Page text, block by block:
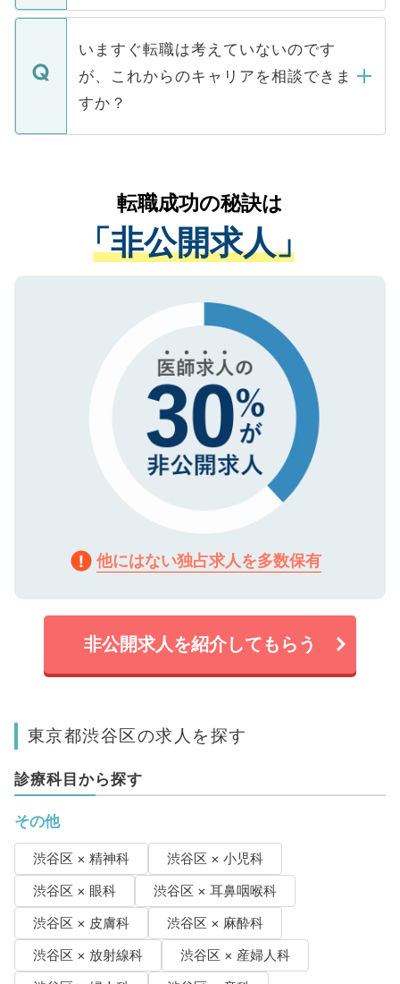
関を公にしてしまうと、応募が殺到する場
に、医療機関が求める条件に合った人材の
みを人材紹介会社に依頼するケースが増え
ています。
定を承諾する必要はありません。内定先へ
の辞退の連絡はキャリアパートナーが行い
ますので、ご安心ください。
個人情報が漏えいすることはありませんの
で、ご安心ください。当サイトからの登録
などで収集したご登録者様の個人情報は、
ご本人のキャリアアップおよび転職活動の
支援を目的に使用いたします。お預かりし
ているすべての個人データはご本人の許可
は、個人情報の取り扱いについての厳密な
管理基準を満たした事業者のみに付与され
る、プライバシーマークを取得済みです。
ご登録いただいた個人情報は、SSL（デー
で、機密保持に関してもご安心ください。
いますぐ転職は考えていないのです
が、これからのキャリアを相談できま
すか？
かがいして、現在の医療機関の状況や紹介
経験をまじえながら、適切なアドバイスを
させていただきます。すぐにご転職をされ
ない方には、長期的なサポートが可能です
ので、まずはご登録ください。
転職成功の秘訣は
「非公開求人」
他にはない独占求人を多数保有
非公開求人を紹介してもらう
東京都渋谷区の求人を探す
診療科目から探す
その他
渋谷区 × 精神科
渋谷区 × 小児科
渋谷区 × 眼科
渋谷区 × 耳鼻咽喉科
渋谷区 × 皮膚科
渋谷区 × 麻酔科
渋谷区 × 放射線科
渋谷区 × 産婦人科